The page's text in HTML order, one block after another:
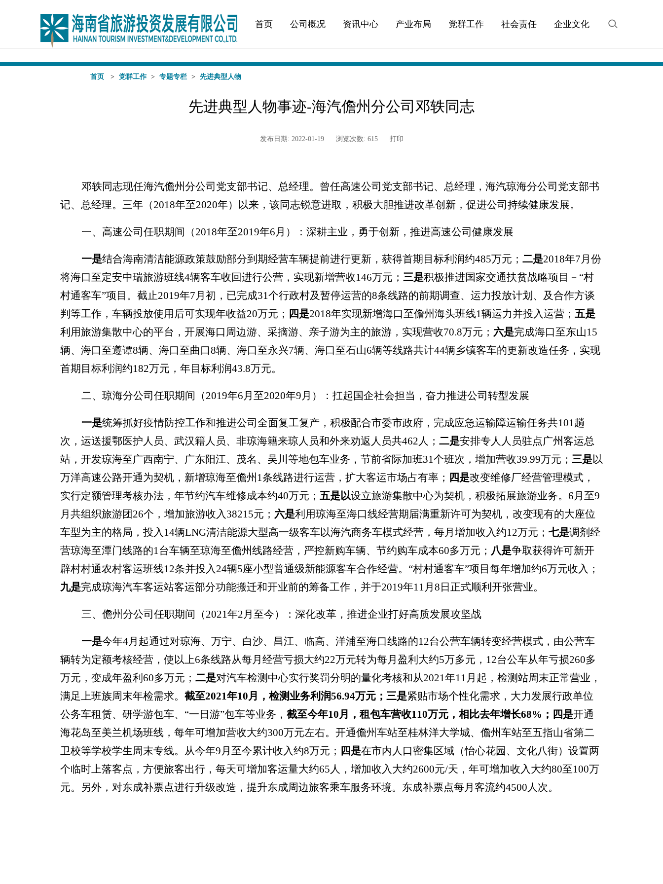
首页
公司概况 资讯中心 产业布局 党群工作 社会责任 企业文化
首页 > 党群工作 > 专题专栏 > 先进典型人物
先进典型人物事迹-海汽儋州分公司邓轶同志
发布日期: 2022-01-19 浏览次数: 615 打印
邓轶同志现任海汽儋州分公司党支部书记、总经理。曾任高速公司党支部书记、总经理，海汽琼海分公司党支部书
记、总经理。 三年 （2018年至2020年） 以来 ， 该同志锐意进取， 积极大胆推进改革创新， 促进公司持续健康发展。
一、 高速公司任职期间 （2018年至2019年6月 ）： 深耕主业，勇于创新，推进高速公司健康发展
一是结合海南清洁能源政策鼓励部分到期经营车辆提前进行更新，获得首期目标利润约485万元； 二是2018年7月份
将海口至定安中瑞旅游班线4辆客车收回进行公营，实现新增营收146万元 ； 三是积极推进国家交通扶贫战略项目－“村
村通客车”项目。截止2019年7月初，已完成31个行政村及暂停运营的8条线路的前期调查、运力投放计划、及合作方谈
判等工作，车辆投放使用后可实现年收益20万元 ； 四是2018年实现新增海口至儋州海头班线1辆运力并投入运营； 五是
利用旅游集散中心的平台，开展海口周边游、采摘游、亲子游为主的旅游，实现营收70.8万元； 六是完成海口至东山15
辆、海口至遵谭8辆、海口至曲口8辆、海口至永兴7辆、海口至石山6辆等线路共计44辆乡镇客车的更新改造任务，实现
首期目标利润约182万元，年目标利润43.8万元。
二、 琼海分公司任职期间 （2019年6月至2020年9月 ） ： 扛起国企社会担当，奋力推进公司转型发展
一是统筹抓好疫情防控工作和推进公司全面复工复产 ， 积极配合市委市政府，完成应急运输障运输任务共101趟
次，运送援鄂医护人员、武汉籍人员、非琼海籍来琼人员和外来劝返人员共462人 ； 二是安排专人 人员驻点广州客运总
站， 开发琼海至广西南宁、广东阳江、茂名、吴川等地包车业务 ，节前省际加班31个班次，增加营收39.99万元 ； 三是以
万洋高速公路开通为契机，新增琼海至儋州1条线路进行运营，扩大客运市场占有率 ； 四是改变维修厂经营管理模式，
实行定额管理考核办法，年节约汽车维修成本约40万元 ； 五是以设立旅游集散中心为契机，积极拓展旅游业务。 6月至9
月共组织旅游团26个，增加旅游收入38215元 ； 六是利用琼海至海口线经营期届满重新许可为契机， 改变现有的大座位
车型为主的格局，投入14辆LNG清洁能源大型高一级客车以海汽商务车模式经营 ， 每月增加收入约12万元 ； 七是调剂经
营琼海至潭门线路的1台车辆至琼海至儋州线路经营，严控新购车辆、节约购车成本60多万元 ； 八是争取获得许可新开
辟村村通农村客运班线12条并投入24辆5座小型普通级新能源客车合作经营。“村村通客车”项目每年增加约6万元收入 ；
九是完成琼海汽车客运站客运部分功能搬迁和开业前的筹备工作，并于2019年11月8日正式顺利开张营业。
三、儋州分公司任职期间（2021年2月至今）：深化改革，推进企业打好高质发展攻坚战
一是今年4月起通过对琼海、万宁、白沙、昌江、临高、洋浦至海口线路的12台公营车辆转变经营模式，由公营车
辆转为定额考核经营，使以上6条线路从每月经营亏损大约22万元转为每月盈利大约5万多元，12台公车从年亏损260多
万元，变成年盈利60多万元； 二是对汽车检测中心实行奖罚分明的量化考核和从2021年11月起，检测站周末正常营业，
满足上班族周末年检需求。 截至2021年10月，检测业务利润56.94万元；三是紧贴市场个性化需求，大力发展行政单位
公务车租赁、研学游包车、“一日游”包车等业务， 截至今年10月， 租包车营收110万元，相比去年增长68% ； 四是开通
海花岛至美兰机场班线，每年可增加营收大约300万元左右。开通儋州车站至桂林洋大学城、儋州车站至五指山省第二
卫校等学校学生周末专线。从今年9月至今累计收入约8万元； 四是在市内人口密集区域（怡心花园、文化八街）设置两
个临时上落客点，方便旅客出行，每天可增加客运量大约65人，增加收入大约2600元/天，年可增加收入大约80至100万
元。另外，对东成补票点进行升级改造，提升东成周边旅客乘车服务环境。东成补票点每月客流约4500人次。